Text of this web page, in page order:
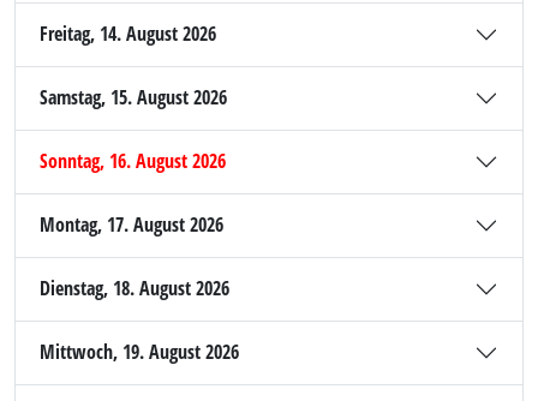
Freitag, 14. August 2026
Samstag, 15. August 2026
Sonntag, 16. August 2026
Montag, 17. August 2026
Dienstag, 18. August 2026
Mittwoch, 19. August 2026